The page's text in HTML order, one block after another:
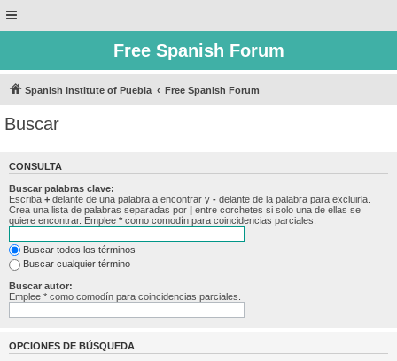
Free Spanish Forum
Spanish Institute of Puebla Free Spanish Forum
Buscar
CONSULTA
Buscar palabras clave:
Escriba + delante de una palabra a encontrar y - delante de la palabra para excluirla.
Crea una lista de palabras separadas por | entre corchetes si solo una de ellas se
quiere encontrar. Emplee * como comodín para coincidencias parciales.
Buscar todos los términos
Buscar cualquier término
Buscar autor:
Emplee * como comodín para coincidencias parciales.
OPCIONES DE BÚSQUEDA